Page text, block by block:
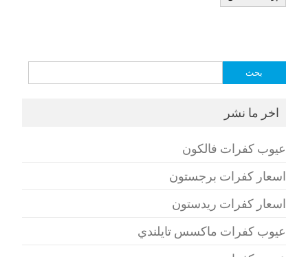
البحث
اخر ما نشر
عيوب كفرات فالكون
اسعار كفرات برجستون
اسعار كفرات ريدستون
عيوب كفرات ماكسس تايلندي